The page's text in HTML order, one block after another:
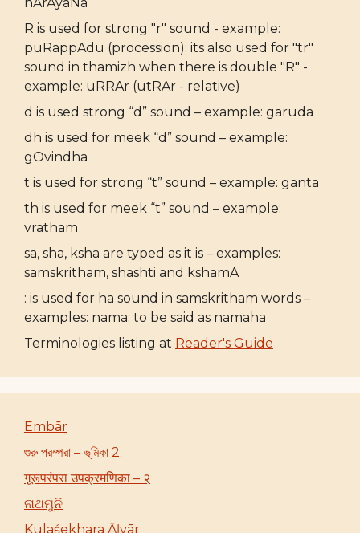
R is used for strong "r" sound - example:
puRappAdu (procession); its also used for "tr"
sound in thamizh when there is double "R" -
example: uRRAr (utRAr - relative)
d is used strong “d” sound – example: garuda
dh is used for meek “d” sound – example:
gOvindha
t is used for strong “t” sound – example: ganta
th is used for meek “t” sound – example:
vratham
sa, sha, ksha are typed as it is – examples:
samskritham, shashti and kshamA
: is used for ha sound in samskritham words –
examples: nama: to be said as namaha
Terminologies listing at Reader's Guide
Embār
গুরু পরম্পরা – ভূমিকা 2
गूरूपरंपरा उपक्रमणिका – २
ନାଥମୁନି
Kulaśekhara Āḻvār